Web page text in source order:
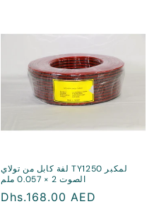
لفة كابل من تولاي TY1250 لمكبر
الصوت 2 × 0.057 ملم
سعر
Dhs.168.00 AED